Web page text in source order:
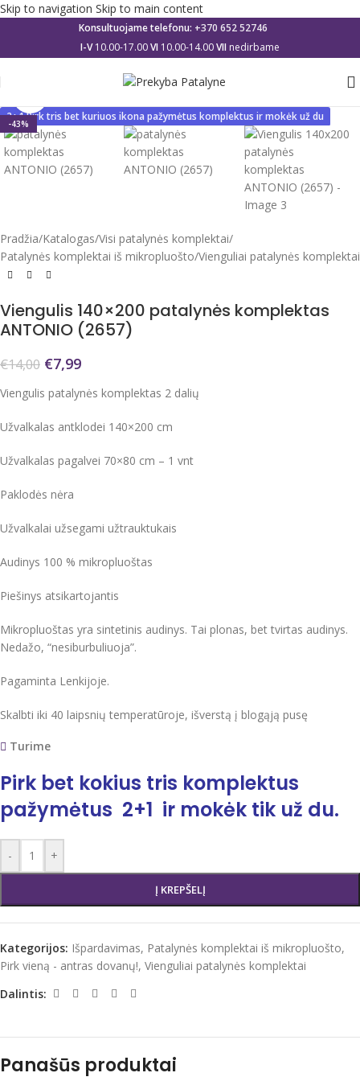
Skip to navigation Skip to main content
Konsultuojame telefonu: +370 652 52746
I-V10.00-17.00VI 10.00-14.00VII nedirbame
-43%
2+1 Pirk tris bet kuriuos ikona pažymėtus komplektus ir mokėk už du
Pradžia/Katalogas/Visi patalynės komplektai/
Patalynės komplektai iš mikropluošto/Vienguliai patalynės komplektai
Viengulis 140×200 patalynės komplektas
ANTONIO (2657)
€14,00 €7,99
Viengulis patalynės komplektas 2 dalių
Užvalkalas antklodei 140×200 cm
Užvalkalas pagalvei 70×80 cm – 1 vnt
Paklodės nėra
Užvalkalai užsegami užtrauktukais
Audinys 100 % mikropluoštas
Piešinys atsikartojantis
Mikropluoštas yra sintetinis audinys. Tai plonas, bet tvirtas audinys.
Nedažo, “nesiburbuliuoja”.
Pagaminta Lenkijoje.
Skalbti iki 40 laipsnių temperatūroje, išverstą į blogąją pusę
Turime
Pirk bet kokius tris komplektus
pažymėtus 2+1 ir mokėk tik už du.
- +
Į KREPŠELĮ
Kategorijos: Išpardavimas, Patalynės komplektai iš mikropluošto,
Pirk vieną - antras dovanų!, Vienguliai patalynės komplektai
Dalintis:
Panašūs produktai